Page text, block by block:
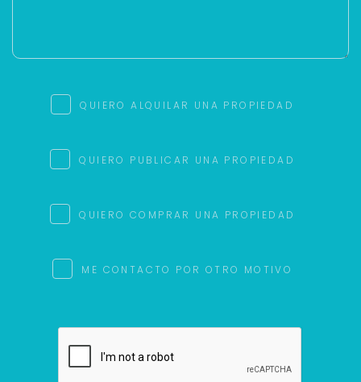
QUIERO ALQUILAR UNA PROPIEDAD
QUIERO PUBLICAR UNA PROPIEDAD
QUIERO COMPRAR UNA PROPIEDAD
ME CONTACTO POR OTRO MOTIVO